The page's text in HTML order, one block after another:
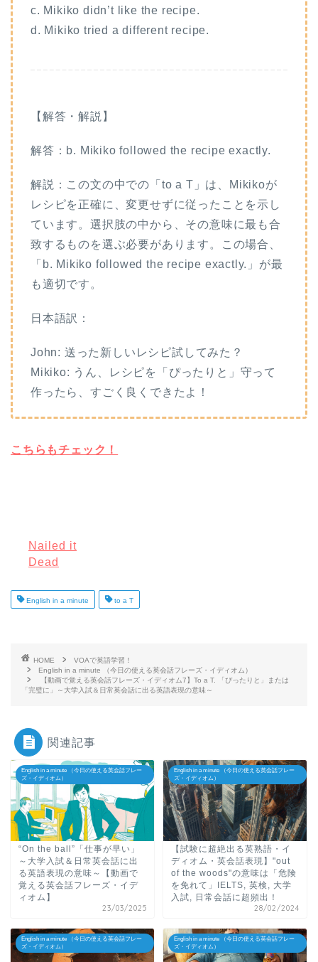
c. Mikiko didn’t like the recipe.
d. Mikiko tried a different recipe.
【解答・解説】
解答：b. Mikiko followed the recipe exactly.
解説：この文の中での「to a T」は、Mikikoが
レシピを正確に、変更せずに従ったことを示し
ています。選択肢の中から、その意味に最も合
致するものを選ぶ必要があります。この場合、
「b. Mikiko followed the recipe exactly.」が最
も適切です。
日本語訳：
John: 送った新しいレシピ試してみた？
Mikiko: うん、レシピを「ぴったりと」守って
作ったら、すごく良くできたよ！
こちらもチェック！
Nailed it
Dead
English in a minute to a T
HOME
VOAで英語学習！
English in a minute （今日の使える英会話フレーズ・イディオム）
【動画で覚える英会話フレーズ・イディオム7】To a T. 「ぴったりと」または
「完璧に」～大学入試＆日常英会話に出る英語表現の意味～
関連記事
English in a minute （今日の使える英会話フレー
ズ・イディオム）
“On the ball”「仕事が早い」
～大学入試＆日常英会話に出
る英語表現の意味～【動画で
覚える英会話フレーズ・イデ
ィオム】
23/03/2025
English in a minute （今日の使える英会話フレー
ズ・イディオム）
【試験に超絶出る英熟語・イ
ディオム・英会話表現】"out
of the woods"の意味は「危険
を免れて」IELTS, 英検, 大学
入試, 日常会話に超頻出！
28/02/2024
English in a minute （今日の使える英会話フレー
ズ・イディオム）
English in a minute （今日の使える英会話フレー
ズ・イディオム）